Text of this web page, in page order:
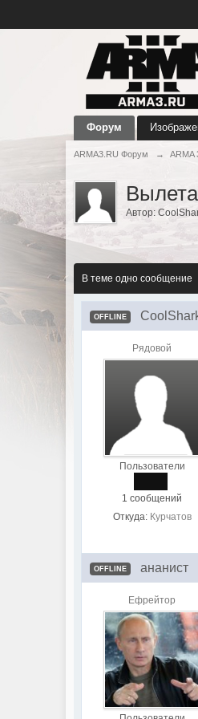
Форум
ARMA3.RU Форум → ARMA
Автор:
В теме одно сообщение
OFFLINE
Рядовой
Пользователи
1 сообщений
Откуда: Курчатов
OFFLINE ананист
Ефрейтор